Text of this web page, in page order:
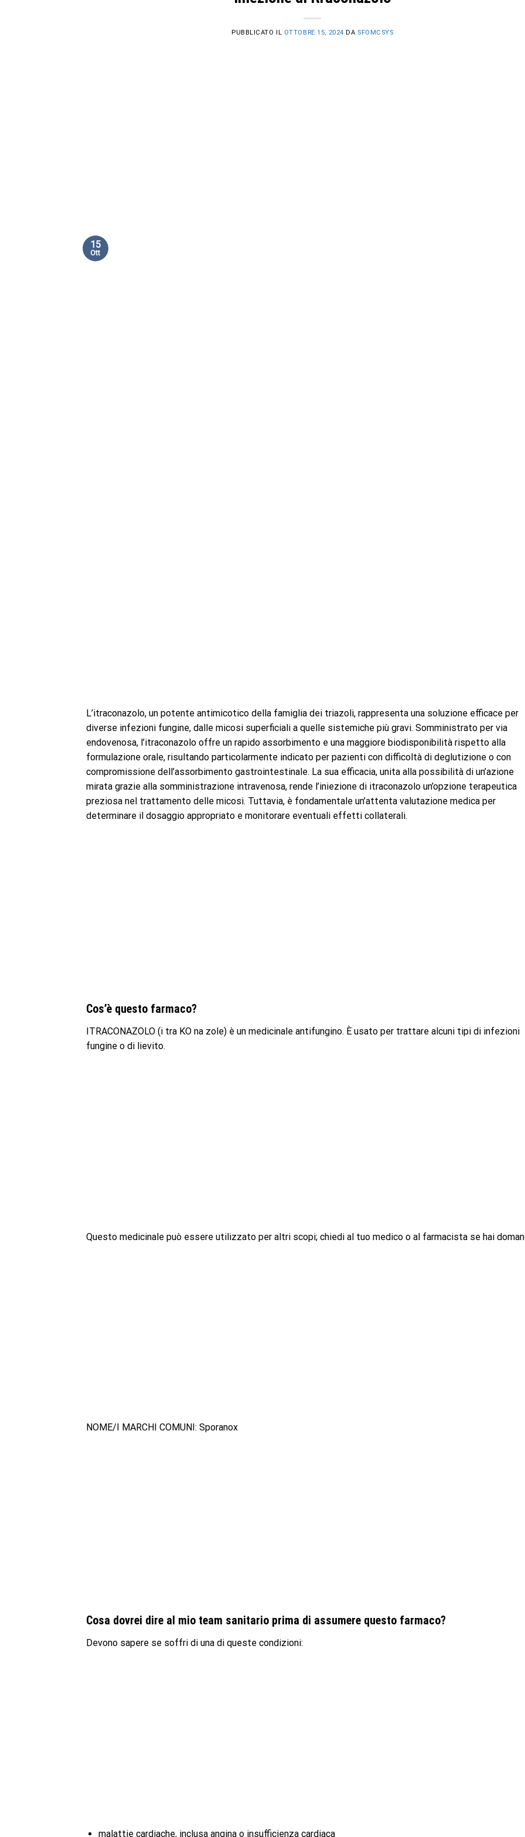
PUBBLICATO IL OTTOBRE 15, 2024 DA SFOMCSYS
15
Ott
L’itraconazolo, un potente antimicotico della famiglia dei triazoli, rappresenta una soluzione efficace per
diverse infezioni fungine, dalle micosi superficiali a quelle sistemiche più gravi. Somministrato per via
endovenosa, l’itraconazolo offre un rapido assorbimento e una maggiore biodisponibilità rispetto alla
formulazione orale, risultando particolarmente indicato per pazienti con difficoltà di deglutizione o con
compromissione dell’assorbimento gastrointestinale. La sua efficacia, unita alla possibilità di un’azione
mirata grazie alla somministrazione intravenosa, rende l’iniezione di itraconazolo un’opzione terapeutica
preziosa nel trattamento delle micosi. Tuttavia, è fondamentale un’attenta valutazione medica per
determinare il dosaggio appropriato e monitorare eventuali effetti collaterali.
Cos’è questo farmaco?
ITRACONAZOLO (i tra KO na zole) è un medicinale antifungino. È usato per trattare alcuni tipi di infezioni
fungine o di lievito.
Questo medicinale può essere utilizzato per altri scopi; chiedi al tuo medico o al farmacista se hai
NOME/I MARCHI COMUNI: Sporanox
Cosa dovrei dire al mio team sanitario prima di assumere questo farmaco?
Devono sapere se soffri di una di queste condizioni:
malattie cardiache, inclusa angina o insufficienza cardiaca